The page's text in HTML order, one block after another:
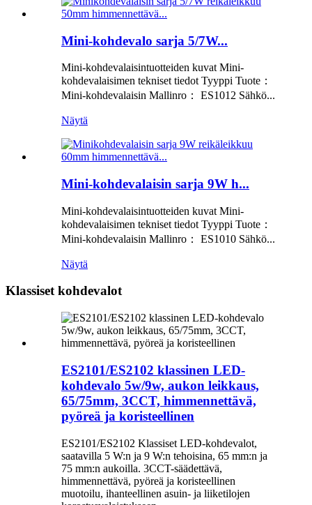
Mini-kohdevalo sarja 5/7W...
Mini-kohdevalaisintuotteiden kuvat Mini-
kohdevalaisimen tekniset tiedot Tyyppi Tuote：
Mini-kohdevalaisin Mallinro： ES1012 Sähkö...
Näytä
Mini-kohdevalaisin sarja 9W h...
Mini-kohdevalaisintuotteiden kuvat Mini-
kohdevalaisimen tekniset tiedot Tyyppi Tuote：
Mini-kohdevalaisin Mallinro： ES1010 Sähkö...
Näytä
Klassiset kohdevalot
ES2101/ES2102 klassinen LED-
kohdevalo 5w/9w, aukon leikkaus,
65/75mm, 3CCT, himmennettävä,
pyöreä ja koristeellinen
ES2101/ES2102 Klassiset LED-kohdevalot,
saatavilla 5 W:n ja 9 W:n tehoisina, 65 mm:n ja
75 mm:n aukoilla. 3CCT-säädettävä,
himmennettävä, pyöreä ja koristeellinen
muotoilu, ihanteellinen asuin- ja liiketilojen